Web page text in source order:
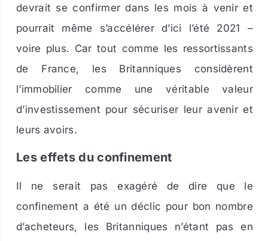
devrait se confirmer dans les mois à venir et
pourrait même s’accélérer d’ici l’été 2021 –
voire plus. Car tout comme les ressortissants
de France, les Britanniques considèrent
l’immobilier comme une véritable valeur
d’investissement pour sécuriser leur avenir et
leurs avoirs.
Les effets du confinement
Il ne serait pas exagéré de dire que le
confinement a été un déclic pour bon nombre
d’acheteurs, les Britanniques n’étant pas en